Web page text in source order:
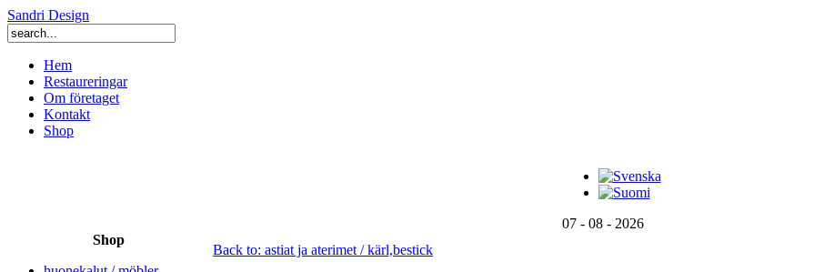
Sandri Design
Hem
Restaureringar
Om företaget
Kontakt
Shop
07 - 08 - 2026
Shop
Back to: astiat ja aterimet / kärl,bestick